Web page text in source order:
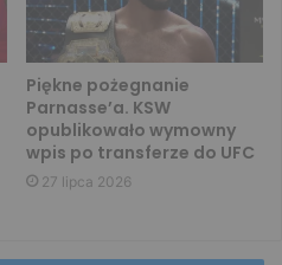
Piękne pożegnanie
Parnasse’a. KSW
opublikowało wymowny
wpis po transferze do UFC
27 lipca 2026